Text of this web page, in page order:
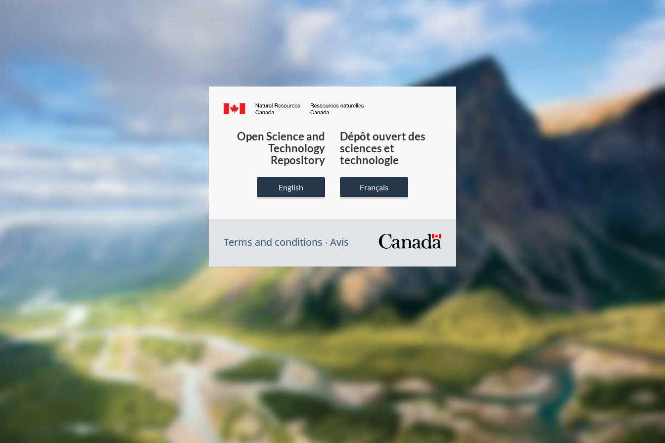
Canada.ca
du
Canada
Open Science and
Technology
Repository
English
Dépôt ouvert des
sciences et
technologie
Français
Terms and conditions Avis
/
gouvernement
du